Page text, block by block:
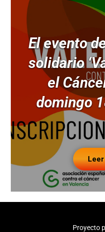
El evento
solidario
el
domingo
Proyecto